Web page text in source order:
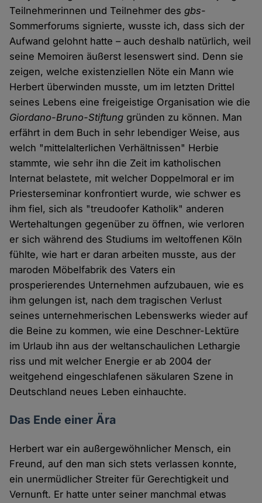
Teilnehmerinnen und Teilnehmer desgbs-
Sommerforums signierte, wusste ich, dass sich der
Aufwand gelohnt hatte – auch deshalb natürlich, weil
seine Memoiren äußerst lesenswert sind. Denn sie
zeigen, welche existenziellen Nöte ein Mann wie
Herbert überwinden musste, um im letzten Drittel
seines Lebens eine freigeistige Organisation wie die
Giordano-Bruno-Stiftung gründen zu können. Man
erfährt in dem Buch in sehr lebendiger Weise, aus
welch "mittelalterlichen Verhältnissen" Herbie
stammte, wie sehr ihn die Zeit im katholischen
Internat belastete, mit welcher Doppelmoral er im
Priesterseminar konfrontiert wurde, wie schwer es
ihm fiel, sich als "treudoofer Katholik" anderen
Wertehaltungen gegenüber zu öffnen, wie verloren
er sich während des Studiums im weltoffenen Köln
fühlte, wie hart er daran arbeiten musste, aus der
maroden Möbelfabrik des Vaters ein
prosperierendes Unternehmen aufzubauen, wie es
ihm gelungen ist, nach dem tragischen Verlust
seines unternehmerischen Lebenswerks wieder auf
die Beine zu kommen, wie eine Deschner-Lektüre
im Urlaub ihn aus der weltanschaulichen Lethargie
riss und mit welcher Energie er ab 2004 der
weitgehend eingeschlafenen säkularen Szene in
Deutschland neues Leben einhauchte.
Das Ende einer Ära
Herbert war ein außergewöhnlicher Mensch, ein
Freund, auf den man sich stets verlassen konnte,
ein unermüdlicher Streiter für Gerechtigkeit und
Vernunft. Er hatte unter seiner manchmal etwas